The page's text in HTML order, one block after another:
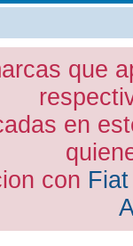
que
en
con